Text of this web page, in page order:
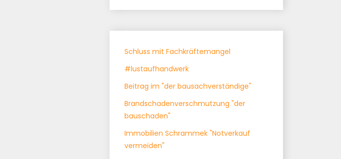
Schluss mit Fachkräftemangel
#lustaufhandwerk
Beitrag im "der bausachverständige"
Brandschadenverschmutzung "der
bauschaden"
Immobilien Schrammek "Notverkauf
vermeiden"